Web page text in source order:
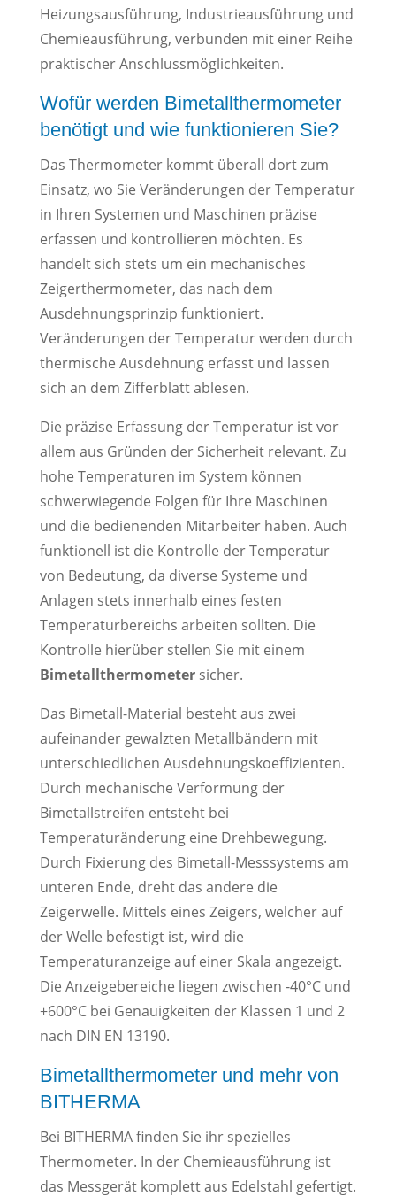
Heizungsausführung, Industrieausführung und
Chemieausführung, verbunden mit einer Reihe
praktischer Anschlussmöglichkeiten.
Wofür werden Bimetallthermometer
benötigt und wie funktionieren Sie?
Das Thermometer kommt überall dort zum
Einsatz, wo Sie Veränderungen der Temperatur
in Ihren Systemen und Maschinen präzise
erfassen und kontrollieren möchten. Es
handelt sich stets um ein mechanisches
Zeigerthermometer, das nach dem
Ausdehnungsprinzip funktioniert.
Veränderungen der Temperatur werden durch
thermische Ausdehnung erfasst und lassen
sich an dem Zifferblatt ablesen.
Die präzise Erfassung der Temperatur ist vor
allem aus Gründen der Sicherheit relevant. Zu
hohe Temperaturen im System können
schwerwiegende Folgen für Ihre Maschinen
und die bedienenden Mitarbeiter haben. Auch
funktionell ist die Kontrolle der Temperatur
von Bedeutung, da diverse Systeme und
Anlagen stets innerhalb eines festen
Temperaturbereichs arbeiten sollten. Die
Kontrolle hierüber stellen Sie mit einem
Bimetallthermometersicher.
Das Bimetall-Material besteht aus zwei
aufeinander gewalzten Metallbändern mit
unterschiedlichen Ausdehnungskoeffizienten.
Durch mechanische Verformung der
Bimetallstreifen entsteht bei
Temperaturänderung eine Drehbewegung.
Durch Fixierung des Bimetall-Messsystems am
unteren Ende, dreht das andere die
Zeigerwelle. Mittels eines Zeigers, welcher auf
der Welle befestigt ist, wird die
Temperaturanzeige auf einer Skala angezeigt.
Die Anzeigebereiche liegen zwischen -40°C und
+600°C bei Genauigkeiten der Klassen 1 und 2
nach DIN EN 13190.
Bimetallthermometer und mehr von
BITHERMA
Bei BITHERMA finden Sie ihr spezielles
Thermometer. In der Chemieausführung ist
das Messgerät komplett aus Edelstahl gefertigt.